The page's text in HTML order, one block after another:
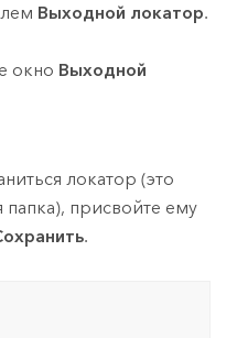
Выходной локатор.
окно Выходной
локатор (это
присвойте ему
.